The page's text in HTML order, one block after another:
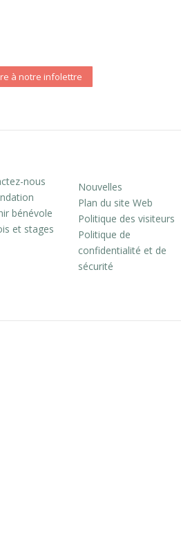
à notre infolettre
nous
bénévole
et stages
Nouvelles
Plan du site Web
Politique des visiteurs
Politique de
confidentialité et de
sécurité